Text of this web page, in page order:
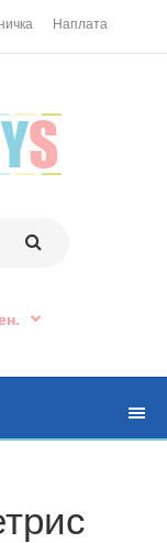
Наплата